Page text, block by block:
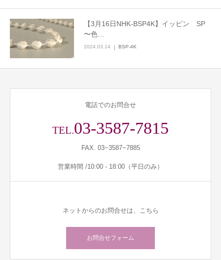
【3月16日NHK-BSP4K】イッピン SP
〜色…
2024.03.14 BSP-4K
電話でのお問合せ
TEL.03-3587-7815
FAX. 03−3587−7885
営業時間 /10:00 - 18:00（平日のみ）
ネットからのお問合せは、こちら
お問合せフォーム